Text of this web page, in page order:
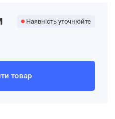
Наявність уточнюйте
товар